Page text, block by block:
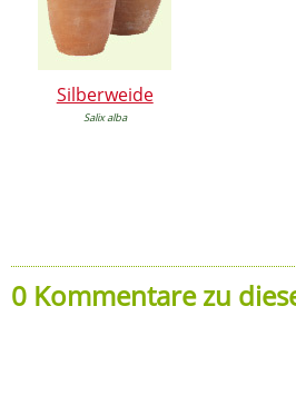
Silberweide
Salix alba
0 Kommentare zu